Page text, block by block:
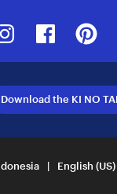
InstagramFacebook
Download the KI NO
| English